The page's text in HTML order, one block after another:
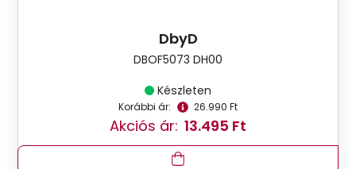
DbyD
DBOF5073 DH00
Készleten
Korábbi ár: 26.990 Ft
Akciós ár: 13.495 Ft